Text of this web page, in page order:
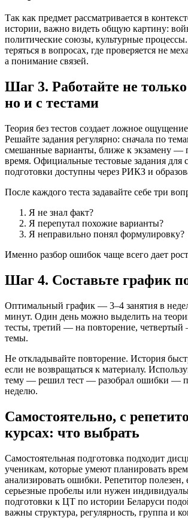
Так как предмет рассматривается в
истории, важно видеть общую картину:
политические союзы, культурные
теряться в вопросах, где проверяется не
а понимание связей.
Шаг 3. Работайте не только
но и с тестами
Теория без тестов создает ложное
Решайте задания регулярно: сначала по
смешанные варианты, ближе к экзамену —
время. Официальные тестовые задания для
подготовки доступны через РИКЗ и
После каждого теста задавайте себе три
Я не знал факт?
Я перепутал похожие варианты?
Я неправильно понял формулировку?
Именно разбор ошибок чаще всего дает
Шаг 4. Составьте график
Оптимальный график — 3–4 занятия в
минут. Один день можно выделить на
тесты, третий — на повторение,
темы.
Не откладывайте повторение. История
если не возвращаться к материалу.
тему — решил тест — разобрал ошибки —
неделю.
Самостоятельно, с
курсах: что выбрать
Самостоятельная подготовка подходит
ученикам, которые умеют планировать
анализировать ошибки. Репетитор полезен,
серьезные пробелы или нужен
подготовки к ЦТ по истории Беларуси
важны структура, регулярность, группа и